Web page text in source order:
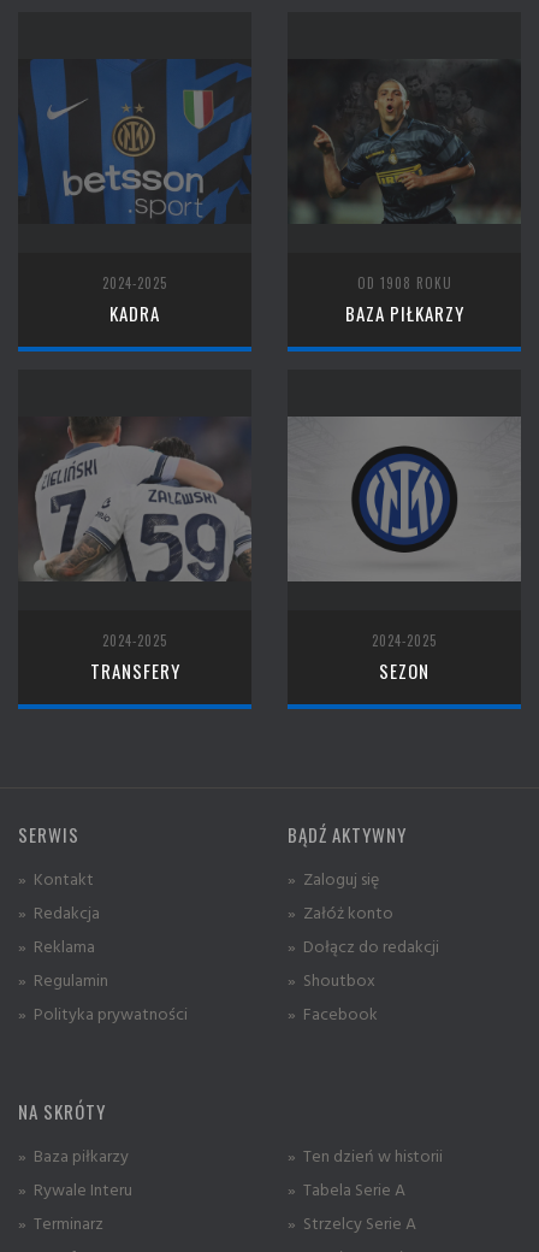
2024-2025
KADRA
OD 1908 ROKU
BAZA PIŁKARZY
2024-2025
TRANSFERY
2024-2025
SEZON
SERWIS
» Kontakt
» Redakcja
» Reklama
» Regulamin
» Polityka prywatności
BĄDŹ AKTYWNY
» Zaloguj się
» Załóż konto
» Dołącz do redakcji
» Shoutbox
» Facebook
NA SKRÓTY
» Baza piłkarzy
» Rywale Interu
» Terminarz
» Ten dzień w historii
» Tabela Serie A
» Strzelcy Serie A